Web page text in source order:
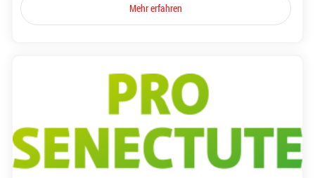
Mehr erfahren